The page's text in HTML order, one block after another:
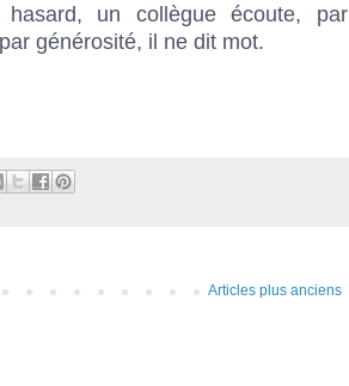
un collègue écoute, par
générosité, il ne dit mot.
Articles plus anciens